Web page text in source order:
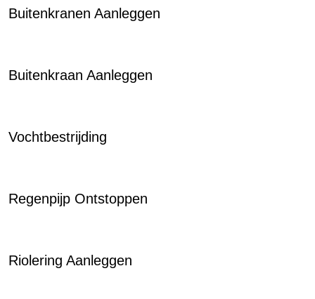
Buitenkranen Aanleggen
Buitenkraan Aanleggen
Vochtbestrijding
Regenpijp Ontstoppen
Riolering Aanleggen